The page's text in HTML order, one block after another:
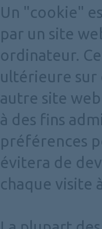
Un "cookie"
par un site
ordinateur.
ultérieure sur
autre site
à des fins
préférences
évitera de
chaque visite